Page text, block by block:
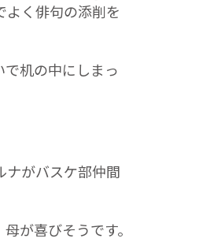
よく俳句の添削を
机の中にしまっ
がバスケ部仲間
が喜びそうです。